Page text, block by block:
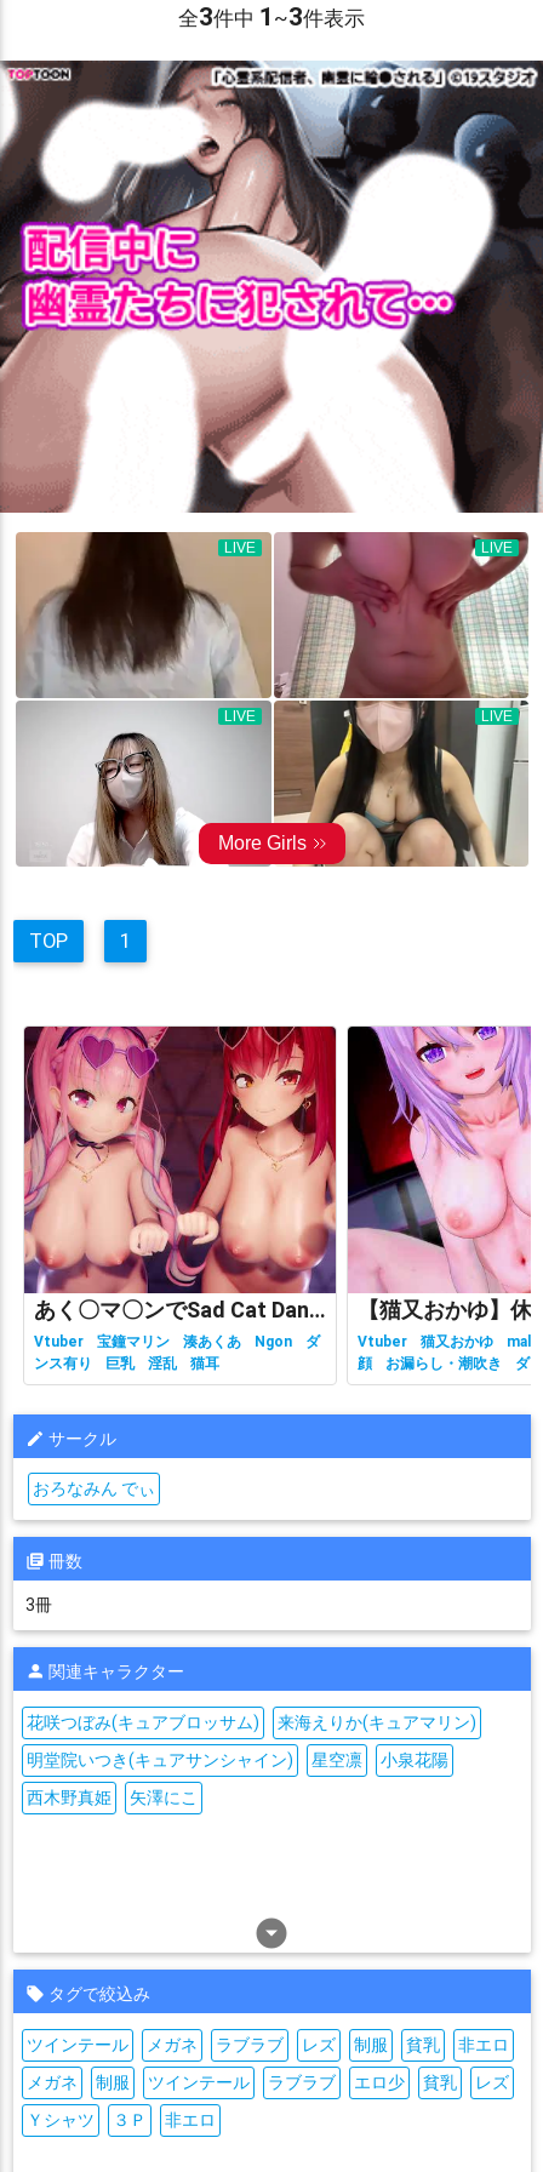
全3件中 1 ~3件表示
TOP 1
あく〇マ〇ンでSad Cat Dance
Vtuber 宝鐘マリン 湊あくあ Ngon
ダ
ンス有り
巨乳 淫乱 猫耳
Vtuber 猫又おかゆ
顔
お漏らし・潮吹き
ダ
有り
ホロライブ
主観視点
サークル
おろなみん でぃ
冊数
3冊
関連キャラクター
arrow_drop_down_circle
花咲つぼみ(キュアブロッサム)
来海えりか(キュアマリン)
明堂院いつき(キュアサンシャイン)
星空凛
小泉花陽
西木野真姫
矢澤にこ
タグで絞込み
ツインテール メガネ ラブラブ レズ 制服 貧乳
非エロ
メガネ
制服 ツインテール ラブラブ エロ少 貧乳
レズ
Ｙシャツ
３Ｐ 非エロ